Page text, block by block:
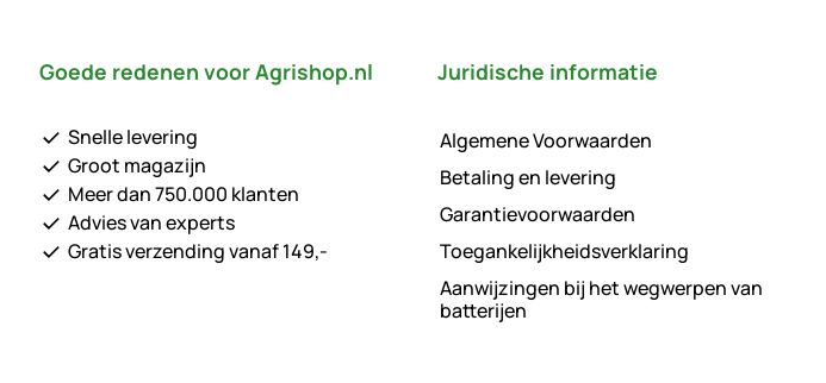
Goede redenen voor Agrishop.nl
Snelle levering
Groot magazijn
Meer dan 750.000 klanten
Advies van experts
Gratis verzending vanaf 149,-
Juridische informatie
Algemene Voorwaarden
Betaling en levering
Garantievoorwaarden
Toegankelijkheidsverklaring
Aanwijzingen bij het wegwerpen van
batterijen